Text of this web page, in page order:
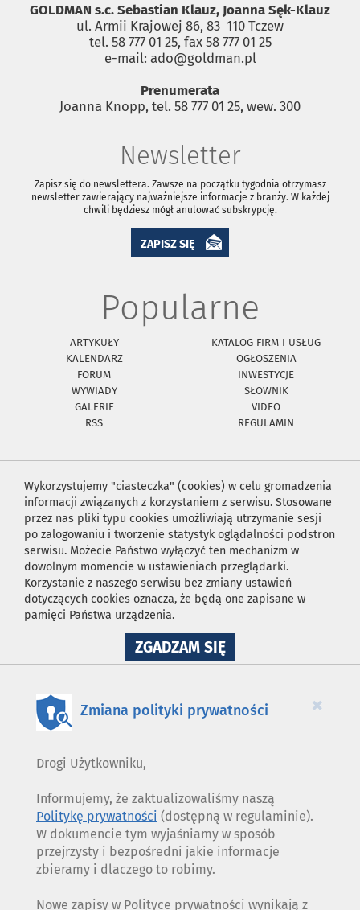
GOLDMAN s.c. Sebastian Klauz, Joanna Sęk-Klauz
ul. Armii Krajowej 86, 83 ­ 110 Tczew
tel. 58 777 01 25, fax 58 777 01 25
e-mail: ado@goldman.pl
Prenumerata
Joanna Knopp, tel. 58 777 01 25, wew. 300
Newsletter
Zapisz się do newslettera. Zawsze na początku tygodnia otrzymasz
newsletter zawierający najważniejsze informacje z branży. W każdej
chwili będziesz mógł anulować subskrypcję.
ZAPISZ SIĘ
Popularne
ARTYKUŁY
KATALOG FIRM I USŁUG
KALENDARZ
OGŁOSZENIA
FORUM
INWESTYCJE
WYWIADY
SŁOWNIK
GALERIE
VIDEO
RSS
REGULAMIN
Wykorzystujemy "ciasteczka" (cookies) w celu gromadzenia
informacji związanych z korzystaniem z serwisu. Stosowane
przez nas pliki typu cookies umożliwiają utrzymanie sesji
po zalogowaniu i tworzenie statystyk oglądalności podstron
serwisu. Możecie Państwo wyłączyć ten mechanizm w
dowolnym momencie w ustawieniach przeglądarki.
Korzystanie z naszego serwisu bez zmiany ustawień
dotyczących cookies oznacza, że będą one zapisane w
pamięci Państwa urządzenia.
ZGADZAM SIĘNA
WYKORZYSTANIE
×
Zmiana polityki prywatności
Drogi Użytkowniku,
Informujemy, że zaktualizowaliśmy naszą
Politykę prywatności (dostępną w regulaminie).
W dokumencie tym wyjaśniamy w sposób
przejrzysty i bezpośredni jakie informacje
zbieramy i dlaczego to robimy.
Nowe zapisy w Polityce prywatności wynikają z